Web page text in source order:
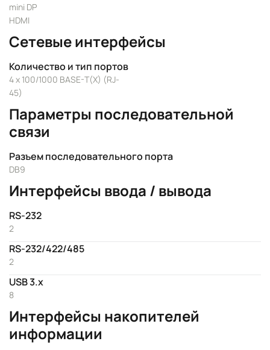
mini DP
HDMI
Сетевые интерфейсы
Количество и тип портов
4 x 100/1000 BASE-T(X) (RJ-
45)
Параметры последовательной
связи
Разъем последовательного порта
DB9
Интерфейсы ввода / вывода
RS-232
2
RS-232/422/485
2
USB 3.x
8
Интерфейсы накопителей
информации